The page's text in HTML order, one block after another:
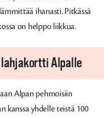
ihanasti. Pitkässä
on helppo liikkua.
lahjakortti Alpalle
Alpan pehmoisiin
kanssa yhdelle teistä 100